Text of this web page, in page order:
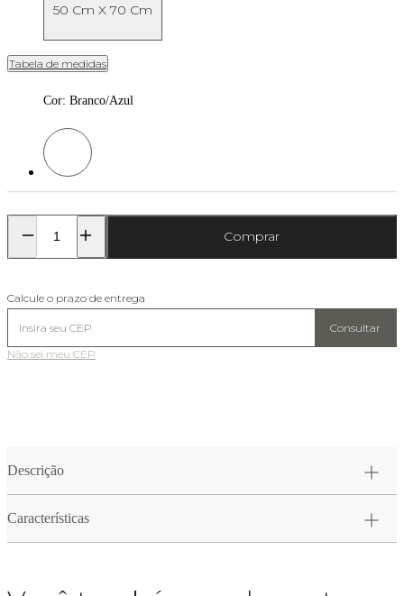
50 Cm X 70 Cm
Tabela de medidas
Cor: Branco/Azul
Cor: Branco/Azul
Comprar
Calcule o prazo de entrega
Consultar
Não sei meu CEP
Descrição
Características